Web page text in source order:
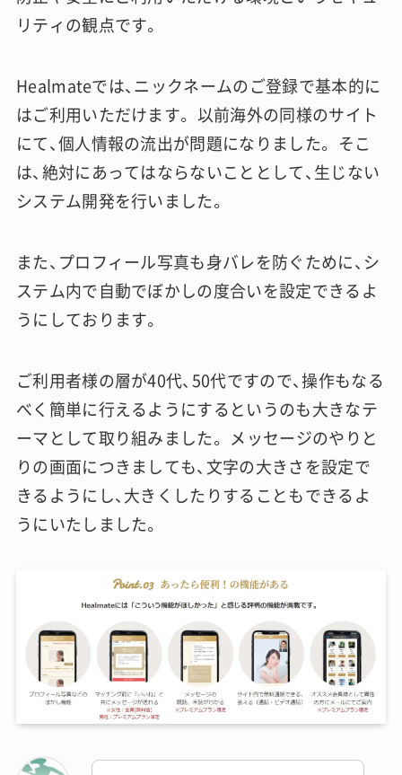
リティの観点です。
Healmateでは、ニックネームのご登録で基本的に
はご利用いただけます。 以前海外の同様のサイト
にて、個人情報の流出が問題になりました。 そこ
は、絶対にあってはならないこととして、生じない
システム開発を行いました。
また、プロフィール写真も身バレを防ぐために、シ
ステム内で自動でぼかしの度合いを設定できるよ
うにしております。
ご利用者様の層が40代、50代ですので、操作もなる
べく簡単に行えるようにするというのも大きなテ
ーマとして取り組みました。 メッセージのやりと
りの画面につきましても、文字の大きさを設定で
きるようにし、大きくしたりすることもできるよ
うにいたしました。